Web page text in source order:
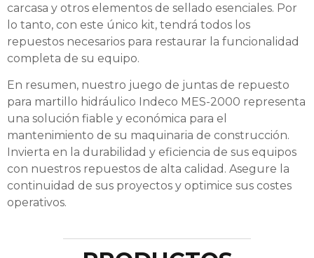
carcasa y otros elementos de sellado esenciales. Por
lo tanto, con este único kit, tendrá todos los
repuestos necesarios para restaurar la funcionalidad
completa de su equipo.
En resumen, nuestro juego de juntas de repuesto
para martillo hidráulico Indeco MES-2000 representa
una solución fiable y económica para el
mantenimiento de su maquinaria de construcción.
Invierta en la durabilidad y eficiencia de sus equipos
con nuestros repuestos de alta calidad. Asegure la
continuidad de sus proyectos y optimice sus costes
operativos.